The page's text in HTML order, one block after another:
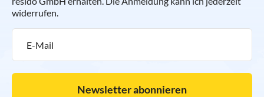
widerrufen.
Newsletter abonnieren